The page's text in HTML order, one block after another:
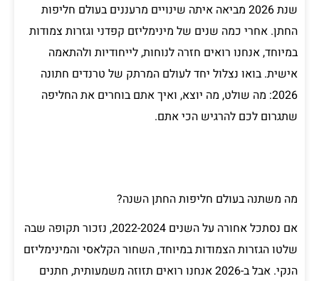
שנת 2026 מביאה איתה שינויים מרעננים בעולם חליפות
החתן. אחרי כמה שנים של מינימליזם קפדני וגזרות צמודות
במיוחד, אנחנו רואים חזרה לנוחות, לייחודיות ולהתאמה
אישית. בואו נצלול יחד לעולם המרתק של טרנדים חתונה
2026: מה שולט, מה יוצא, ואיך אתם בוחרים את החליפה
שתגרום לכם להרגיש הכי אתם.
מה משתנה בעולם חליפות החתן השנה?
אם נסתכל אחורה על השנים 2022-2024, נזכור תקופה שבה
שלטו הגזרות הצמודות במיוחד, השחור הקלאסי והמינימליזם
הנקי. אבל ב-2026 אנחנו רואים תזוזה משמעותית, חתנים